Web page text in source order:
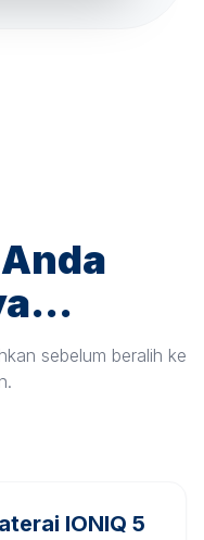
sebelum beralih ke
IONIQ 5